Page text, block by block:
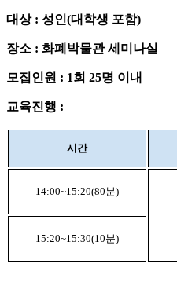
대상 : 성인(대학생 포함)
장소 : 화폐박물관 세미나실
모집인원 : 1회 25명 이내
교육진행 :
시간
14:00~15:20(80분)
15:20~15:30(10분)